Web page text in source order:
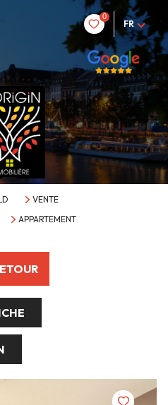
0
FR
VENTE
APPARTEMENT